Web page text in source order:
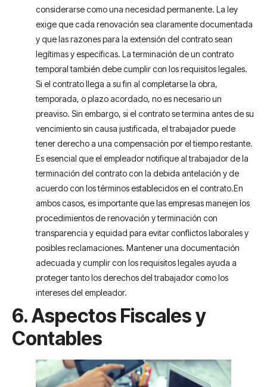
considerarse como una necesidad permanente. La ley
exige que cada renovación sea claramente documentada
y que las razones para la extensión del contrato sean
legítimas y específicas. La terminación de un contrato
temporal también debe cumplir con los requisitos legales.
Si el contrato llega a su fin al completarse la obra,
temporada, o plazo acordado, no es necesario un
preaviso. Sin embargo, si el contrato se termina antes de su
vencimiento sin causa justificada, el trabajador puede
tener derecho a una compensación por el tiempo restante.
Es esencial que el empleador notifique al trabajador de la
terminación del contrato con la debida antelación y de
acuerdo con los términos establecidos en el contrato.En
ambos casos, es importante que las empresas manejen los
procedimientos de renovación y terminación con
transparencia y equidad para evitar conflictos laborales y
posibles reclamaciones. Mantener una documentación
adecuada y cumplir con los requisitos legales ayuda a
proteger tanto los derechos del trabajador como los
intereses del empleador.
6. Aspectos Fiscales y
Contables